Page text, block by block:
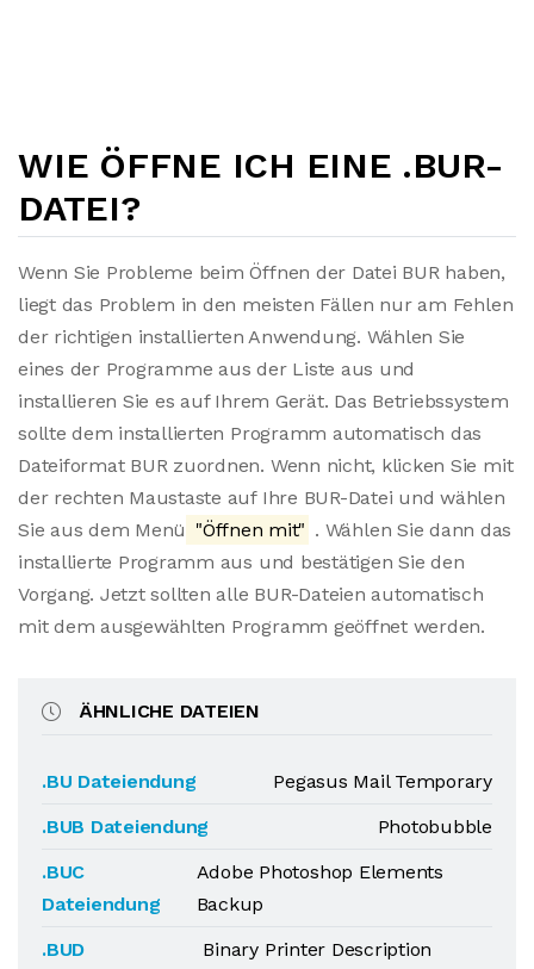
WIE ÖFFNE ICH EINE .BUR-
DATEI?
Wenn Sie Probleme beim Öffnen der Datei BUR haben,
liegt das Problem in den meisten Fällen nur am Fehlen
der richtigen installierten Anwendung. Wählen Sie
eines der Programme aus der Liste aus und
installieren Sie es auf Ihrem Gerät. Das Betriebssystem
sollte dem installierten Programm automatisch das
Dateiformat BUR zuordnen. Wenn nicht, klicken Sie mit
der rechten Maustaste auf Ihre BUR-Datei und wählen
Sie aus dem Menü "Öffnen mit" . Wählen Sie dann das
installierte Programm aus und bestätigen Sie den
Vorgang. Jetzt sollten alle BUR-Dateien automatisch
mit dem ausgewählten Programm geöffnet werden.
ÄHNLICHE DATEIEN
.BU Dateiendung
Pegasus Mail Temporary
.BUB Dateiendung
Photobubble
.BUC
Dateiendung
Adobe Photoshop Elements
Backup
.BUD
Binary Printer Description